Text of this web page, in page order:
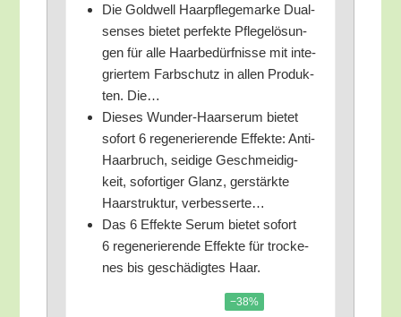
Die Gold­well Haar­pfle­ge­mar­ke Dual­
sen­ses bie­tet per­fek­te Pfle­ge­lö­sun­
gen für alle Haar­be­dürf­nis­se mit inte­
grier­tem Farb­schutz in allen Pro­duk­
ten. Die…
Die­ses Wun­der-Haar­se­rum bie­tet
sofort 6 rege­ne­rie­ren­de Effek­te: Anti-
Haar­bruch, sei­di­ge Geschmei­dig­
keit, sofor­ti­ger Glanz, ger­stärk­te
Haar­struk­tur, verbesserte…
Das 6 Effek­te Serum bie­tet sofort
6 rege­ne­rie­ren­de Effek­te für tro­cke­
nes bis geschä­dig­tes Haar.
−38%